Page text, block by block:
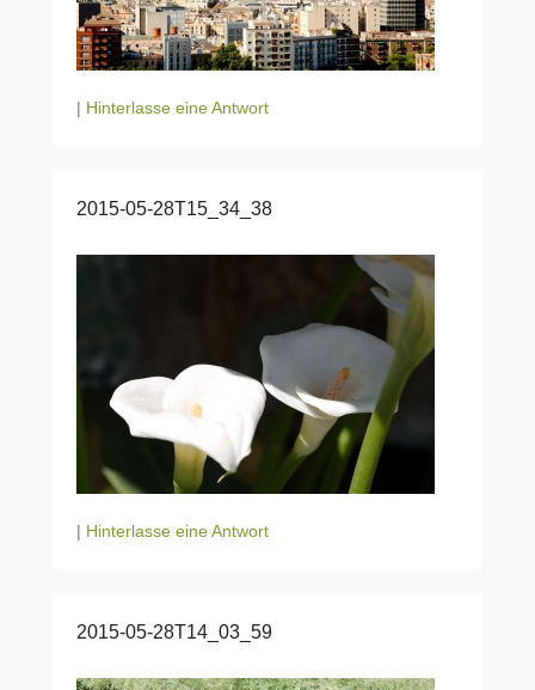
| Hinterlasse eine Antwort
2015-05-28T15_34_38
| Hinterlasse eine Antwort
2015-05-28T14_03_59